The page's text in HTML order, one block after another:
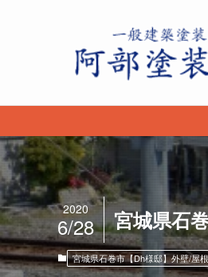
宮城県石
2020
6/28
宮城県石巻市【Dh様邸】外壁/屋